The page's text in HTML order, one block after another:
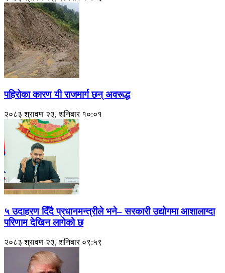
पहिरोका कारण यी राजमार्ग छन् अवरूद्ध
२०८३ श्रावण २३, शनिबार १०:०१
५ उदाहरण दिँदै प्रधानमन्त्रीले भने– सरकारी उद्योगमा आशालाग्दा
परिणाम देखिन लागेको छ
२०८३ श्रावण २३, शनिबार ०९:५९